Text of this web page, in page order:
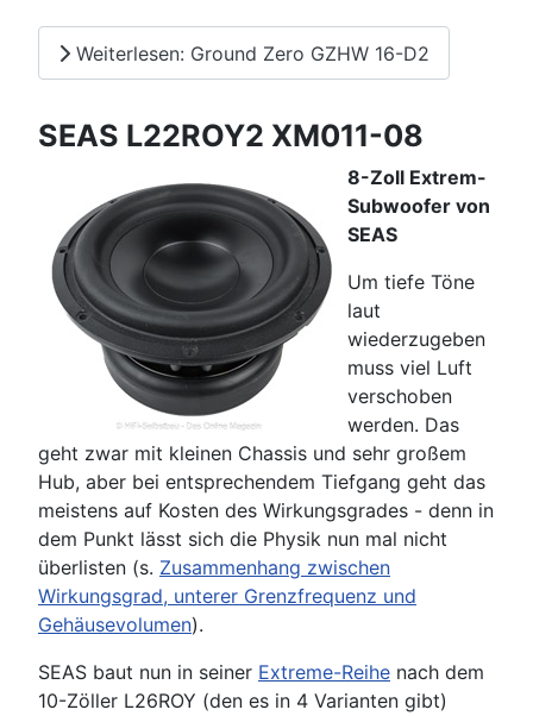
Weiterlesen: Ground Zero GZHW 16-D2
SEAS L22ROY2 XM011-08
8-Zoll Extrem-
Subwoofer von
SEAS
Um tiefe Töne
laut
wiederzugeben
muss viel Luft
verschoben
werden. Das
geht zwar mit kleinen Chassis und sehr großem
Hub, aber bei entsprechendem Tiefgang geht das
meistens auf Kosten des Wirkungsgrades - denn in
dem Punkt lässt sich die Physik nun mal nicht
überlisten (s. Zusammenhang zwischen
Wirkungsgrad, unterer Grenzfrequenz und
Gehäusevolumen).
SEAS baut nun in seiner Extreme-Reihe nach dem
10-Zöller L26ROY (den es in 4 Varianten gibt)